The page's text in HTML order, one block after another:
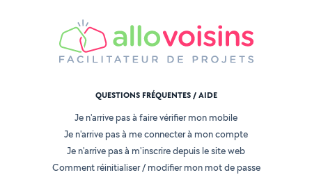
QUESTIONS FRÉQUENTES / AIDE
Je n'arrive pas à faire vérifier mon mobile
Je n'arrive pas à me connecter à mon compte
Je n'arrive pas à m'inscrire depuis le site web
Comment réinitialiser / modifier mon mot de passe